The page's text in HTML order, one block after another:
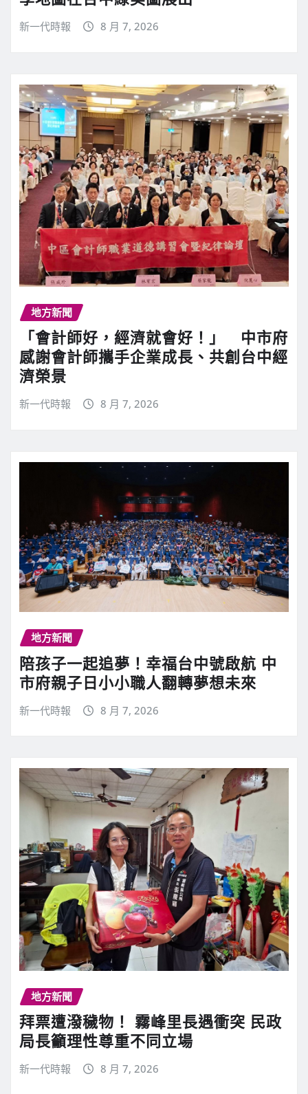
新一代時報 8 月 7, 2026
地方新聞
「會計師好，經濟就會好！」 中市府
感謝會計師攜手企業成長、共創台中經
濟榮景
新一代時報 8 月 7, 2026
地方新聞
陪孩子一起追夢！幸福台中號啟航 中
市府親子日小小職人翻轉夢想未來
新一代時報 8 月 7, 2026
地方新聞
拜票遭潑穢物！ 霧峰里長遇衝突 民政
局長籲理性尊重不同立場
新一代時報 8 月 7, 2026